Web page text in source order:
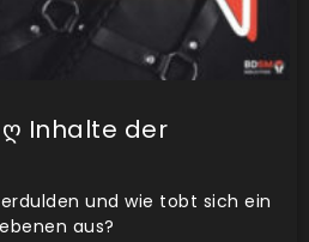
ღ Inhalte der
und wie tobt sich ein
aus?